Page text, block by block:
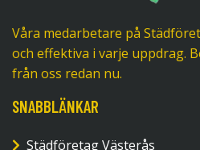
Våra medarbetare på
och effektiva i varje uppdrag.
från oss redan nu.
SNABBLÄNKAR
Städföretag Västerås